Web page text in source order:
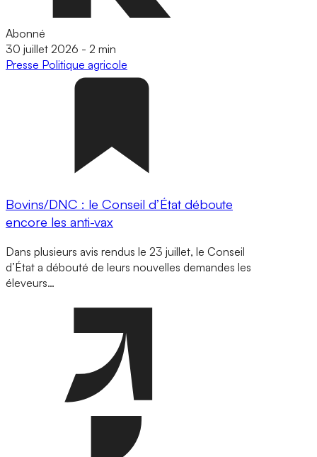
Abonné
30 juillet 2026 - 2 min
Presse Politique agricole
Bovins/DNC : le Conseil d’État déboute
encore les anti-vax
Dans plusieurs avis rendus le 23 juillet, le Conseil
d’État a débouté de leurs nouvelles demandes les
éleveurs…